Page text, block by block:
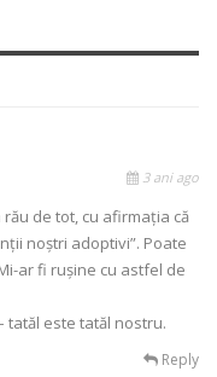
3 ani ago
de tot, cu afirmația că
noștri adoptivi”. Poate
ar fi rușine cu astfel de
tatăl este tatăl nostru.
Reply